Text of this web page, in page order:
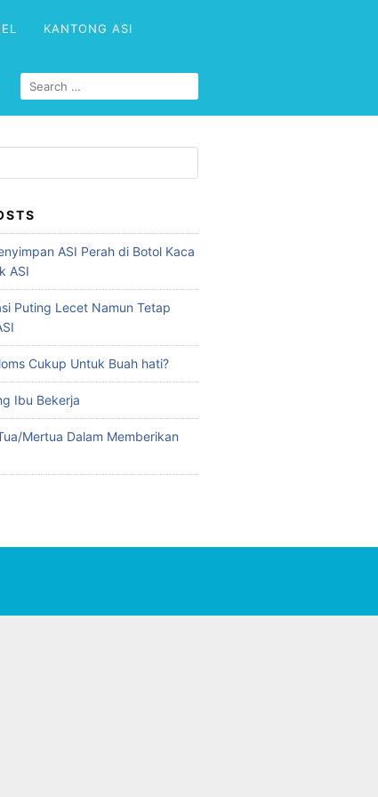
KANTONG ASI
ASI Perah di Botol Kaca
ASI
Puting Lecet Namun Tetap
Cukup Untuk Buah hati?
Ibu Bekerja
Mertua Dalam Memberikan